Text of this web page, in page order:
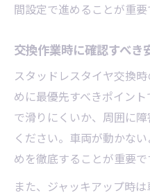
間設定で進めることが重要
交換作業時に確認すべき
スタッドレスタイヤ交換
めに最優先すべきポイン
で滑りにくいか、周囲に
ください。車両が動かな
めを徹底することが重要で
また、ジャッキアップ時